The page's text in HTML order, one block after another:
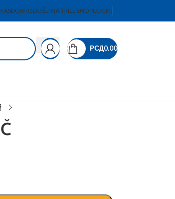
DOBRODOŠLI NA TRILL SHOPLOGIN
РСД0.00